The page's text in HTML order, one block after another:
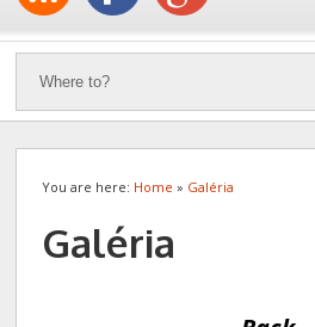
You are here: Home » Galéria
Galéria